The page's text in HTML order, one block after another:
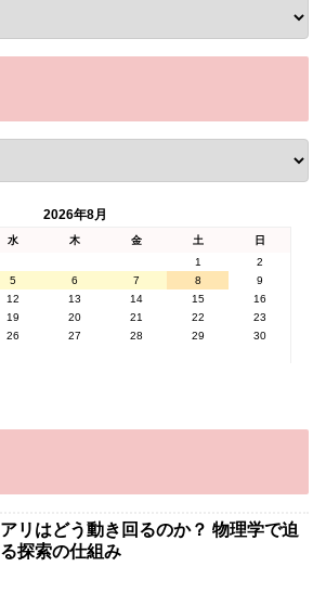
2026年8月
水 木 金 土
日
1
2
5 6 7 8
9
12 13 14 15
16
19 20 21 22
23
26 27 28 29
30
アリはどう動き回るのか？ 物理学で迫
る探索の仕組み